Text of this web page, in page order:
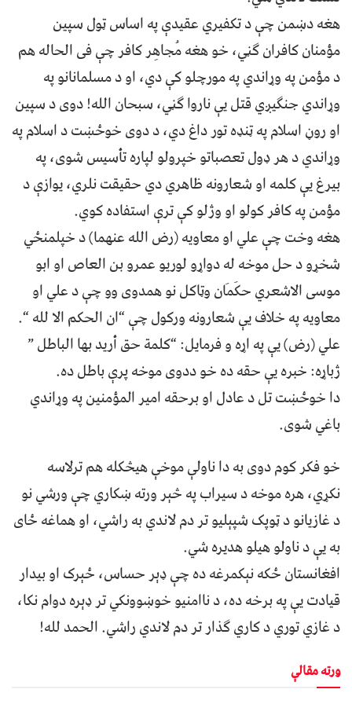
هغه دښمن چې د تکفیري عقیدې په اساس ټول سپین
مؤمنان کافران ګڼي، خو هغه مُجاهِر کافر چې فی الحاله هم
د مؤمن په وړاندي په مورچلو کې دي، او د مسلمانانو په
وړاندي جنګیږي قتل یې ناروا ګڼي، سبحان الله! دوی د سپین
او روڼ اسلام په ټنډه تور داغ دي، د دوی خوځښت د اسلام په
وړاندي د هر ډول تعصباتو خپرولو لپاره تأسیس شوی، په
بیرغ یې کلمه او شعارونه ظاهري دي حقیقت نلري، یوازې د
مؤمن په کافر کولو او وژلو کې ترې استفاده کوي.
هغه وخت چې علي او معاویه (رض الله عنهما) د خپلمنځي
شخړو د حل موخه له دواړو لوریو عمرو بن العاص او ابو
موسی الاشعري حکَمَان وټاکل نو همدوی وو چې د علي او
معاویه په خلاف یې شعارونه ورکول چې “ان الحکم الا لله “.
علي (رض) یې په اړه و فرمایل: “کلمة حق أرید بها الباطل ”
ژباړه: خبره یې حقه ده خو ددوی موخه پرې باطل ده.
دا خوځښت تل د عادل او برحقه امیر المؤمنین په وړاندي
باغي شوی.
خو فکر کوم دوی به دا ناولې موخې هیڅکله هم ترلاسه
نکړي، هره موخه د سیراب په څېر ورته ښکاري چې ورشي نو
د غازیانو د ټوپک شپېلیو تر دم لاندي به راشي، او هماغه ځای
به یې د ناولو هیلو هدیره شي.
افغانستان ځکه نېکمرغه ده چې ډېر حساس، ځېرک او بیدار
قیادت یې په برخه ده، د ناامنیو خوښوونکي تر ډېره دوام نکا،
د غازي توري د کاري ګذار تر دم لاندي راشي. الحمد لله!
ورته مقالې